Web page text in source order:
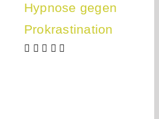
Hypnose gegen
Prokrastination